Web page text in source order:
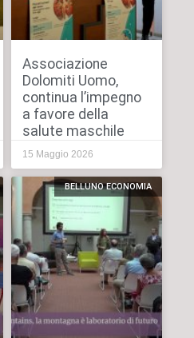
Associazione
Dolomiti Uomo,
continua l’impegno
a favore della
salute maschile
15 Maggio 2026
BELLUNO ECONOMIA